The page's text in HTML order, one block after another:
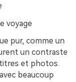
voyage
pur, comme un
un contraste
et photos.
beaucoup